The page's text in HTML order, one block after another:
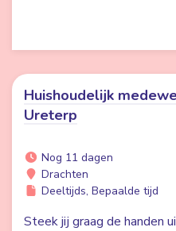
Huishoudelijk
Ureterp
Nog 11 dagen
Drachten
Deeltijds, Bepaalde tijd
Steek jij graag de handen